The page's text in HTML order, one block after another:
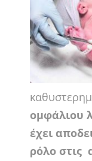
ομφάλιου
έχει
ρόλο στις